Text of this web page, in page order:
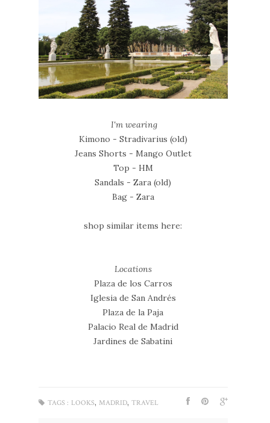
I'm wearing
Kimono - Stradivarius (old)
Jeans Shorts - Mango Outlet
Top - HM
Sandals - Zara (old)
Bag - Zara
shop similar items here:
Locations
Plaza de los Carros
Iglesia de San Andrés
Plaza de la Paja
Palacio Real de Madrid
Jardines de Sabatini
TAGS : LOOKS, MADRID, TRAVEL